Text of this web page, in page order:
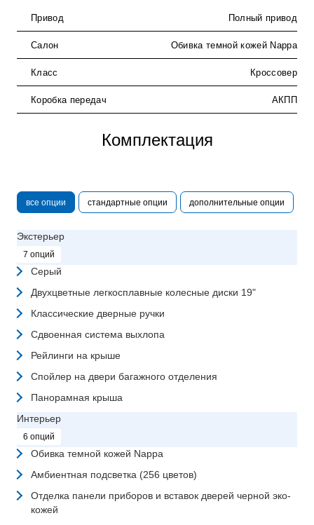
Привод Полный привод
Салон Обивка темной кожей Nappa
Класс Кроссовер
Коробка передач АКПП
Комплектация
все опции стандартные опции дополнительные опции
Экстерьер
7 опций
Серый
Двухцветные легкосплавные колесные диски 19"
Классические дверные ручки
Сдвоенная система выхлопа
Рейлинги на крыше
Спойлер на двери багажного отделения
Панорамная крыша
Интерьер
6 опций
Обивка темной кожей Nappa
Амбиентная подсветка (256 цветов)
Отделка панели приборов и вставок дверей черной эко-
кожей